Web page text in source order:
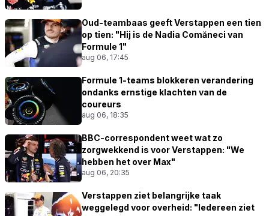
Oud-teambaas geeft Verstappen een tien
op tien: "Hij is de Nadia Comăneci van
Formule 1"
aug 06, 17:45
Formule 1-teams blokkeren verandering
ondanks ernstige klachten van de
coureurs
aug 06, 18:35
BBC-correspondent weet wat zo
zorgwekkend is voor Verstappen: "We
hebben het over Max"
aug 06, 20:35
Verstappen ziet belangrijke taak
weggelegd voor overheid: "Iedereen ziet